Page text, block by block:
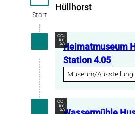
Start
Hüllhorst
CC-
BY-
SAHeimatmuseum
Station 4.05
Museum/Ausstellung
CC-
BY-
SA